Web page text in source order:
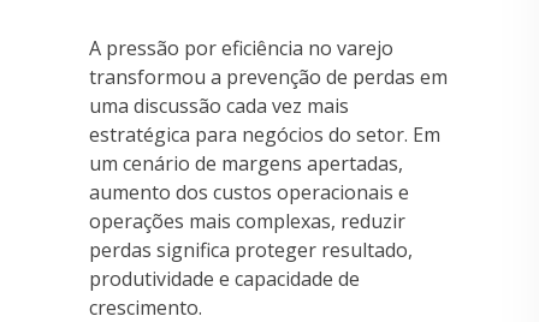
A pressão por eficiência no varejo
transformou a prevenção de perdas em
uma discussão cada vez mais
estratégica para negócios do setor. Em
um cenário de margens apertadas,
aumento dos custos operacionais e
operações mais complexas, reduzir
perdas significa proteger resultado,
produtividade e capacidade de
crescimento.